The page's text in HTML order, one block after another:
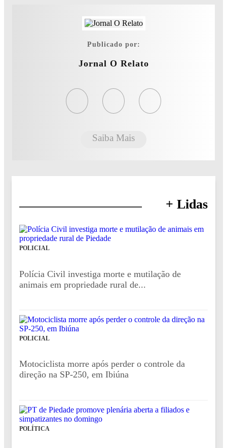
Publicado por:
Jornal O Relato
Saiba Mais
+ Lidas
POLICIAL
Polícia Civil investiga morte e mutilação de
animais em propriedade rural de...
POLICIAL
Motociclista morre após perder o controle da
direção na SP-250, em Ibiúna
POLÍTICA